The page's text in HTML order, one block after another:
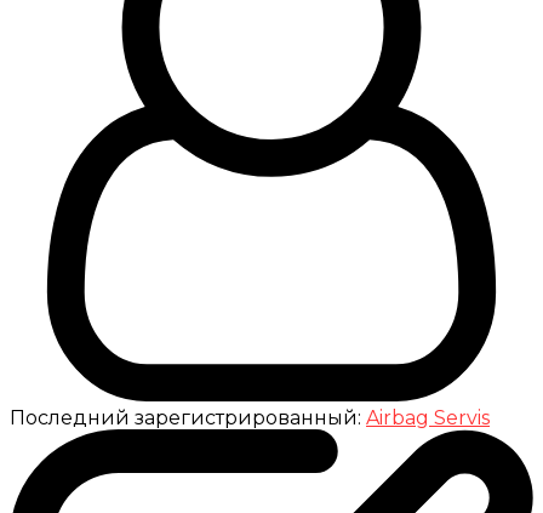
Последний зарегистрированный: Airbag Servis